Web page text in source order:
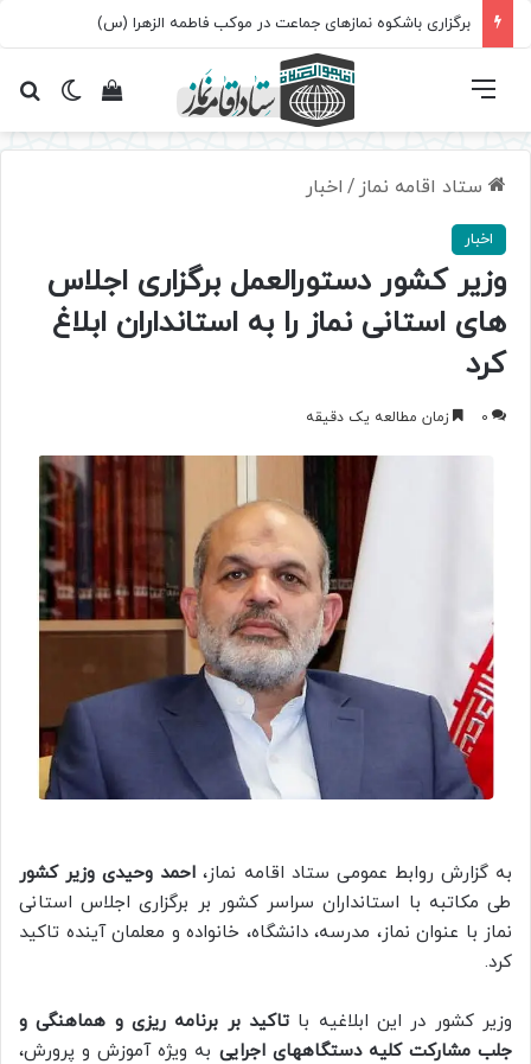
برگزاری باشکوه نمازهای جماعت در موکب فاطمه الزهرا (س)
تغییرمشاهده فهرست
ستاد اقامه نماز / اخبار
اخبار
وزیر کشور دستورالعمل برگزاری اجلاس
های استانی نماز را به استانداران ابلاغ
کرد
0 زمان مطالعه یک دقیقه
به گزارش روابط عمومی ستاد اقامه نماز، احمد وحیدی وزیر کشور
طی مکاتبه با استانداران سراسر کشور بر برگزاری اجلاس استانی
نماز با عنوان نماز، مدرسه، دانشگاه، خانواده و معلمان آینده تاکید
کرد.
وزیر کشور در این ابلاغیه با تاکید بر برنامه ریزی و هماهنگی و
جلب مشارکت کلیه دستگاههای اجرایی به ویژه آموزش و پرورش،